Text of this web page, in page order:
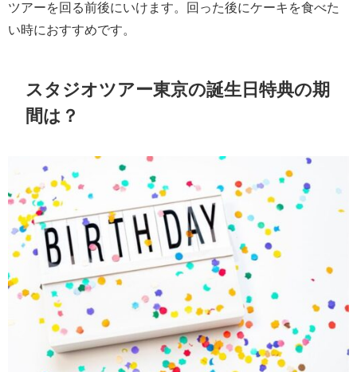
ツアーを回る前後にいけます。回った後にケーキを食べた
い時におすすめです。
スタジオツアー東京の誕生日特典の期
間は？